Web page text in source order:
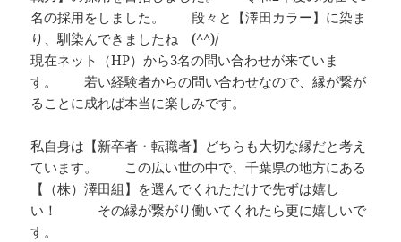
名の採用をしました。 段々と【澤田カラー】に染ま
り、馴染んできましたね (^^)/
現在ネット（HP）から3名の問い合わせが来ていま
す。 若い経験者からの問い合わせなので、縁が繋が
ることに成れば本当に楽しみです。
私自身は【新卒者・転職者】どちらも大切な縁だと考え
ています。 この広い世の中で、千葉県の地方にある
【（株）澤田組】を選んでくれただけで先ずは嬉し
い！ その縁が繋がり働いてくれたら更に嬉しいで
す。